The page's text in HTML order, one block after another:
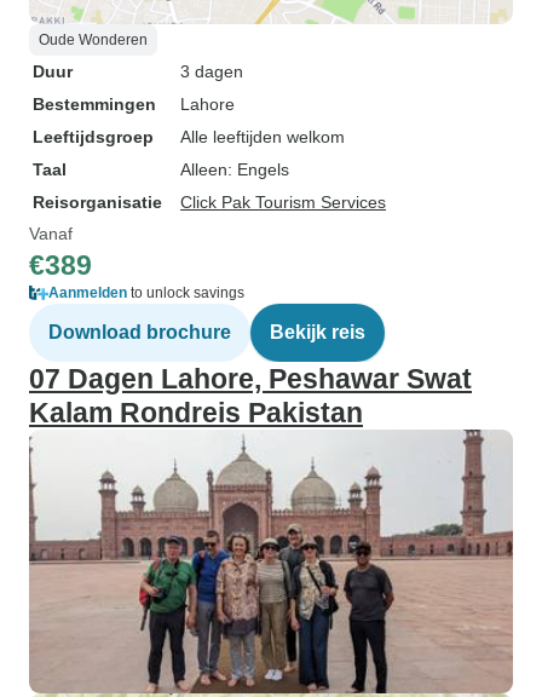
Oude Wonderen
Duur
3 dagen
Bestemmingen
Lahore
Leeftijdsgroep
Alle leeftijden welkom
Taal
Alleen: Engels
Reisorganisatie
Click Pak Tourism Services
Vanaf
€389
Aanmelden to unlock savings
Download brochure Bekijk reis
07 Dagen Lahore, Peshawar Swat
Kalam Rondreis Pakistan